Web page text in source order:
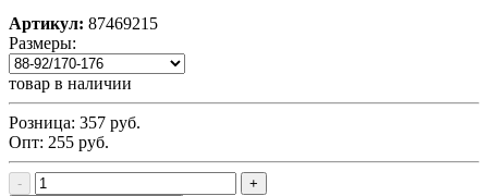
Артикул: 87469215
Размеры:
товар в наличии
Розница: 357 руб.
Опт: 255 руб.
-
+